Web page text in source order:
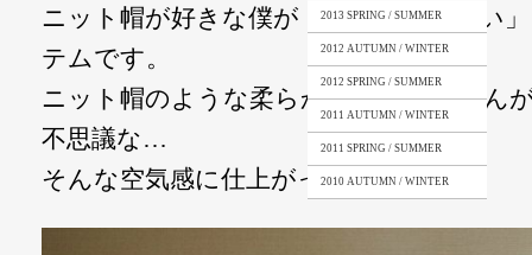
2013 SPRING / SUMMER
2012 AUTUMN / WINTER
2012 SPRING / SUMMER
2011 AUTUMN / WINTER
2011 SPRING / SUMMER
2010 AUTUMN / WINTER
ニット帽が好きな僕が「夏にも被りたい
テムです。
ニット帽のような柔らかさはありません
不思議な…
そんな空気感に仕上がったと思います。